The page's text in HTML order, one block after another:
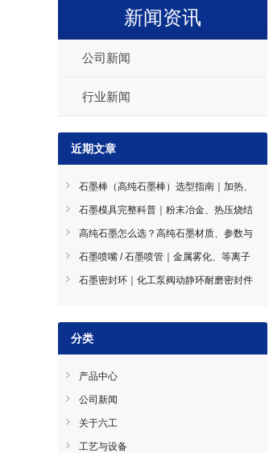
新闻资讯
公司新闻
行业新闻
近期文章
石墨棒（高纯石墨棒）选型指南｜加热、
导电、搅拌石墨棒使用技巧
石墨模具完整科普｜粉末冶金、热压烧结
石墨模具选型指南
高纯石墨怎么选？高纯石墨材质、参数与
工况选型全指南
石墨喷嘴 / 石墨喷管｜金属雾化、等离子
喷涂耐磨导流件石墨喷嘴
石墨密封环｜化工泵阀动静环耐磨密封件
分类
产品中心
公司新闻
关于六工
工艺与设备